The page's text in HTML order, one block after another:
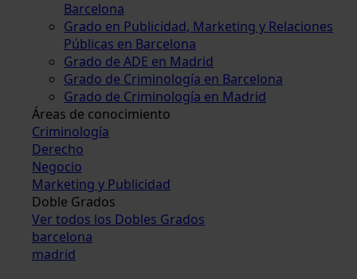
Barcelona
Grado en Publicidad, Marketing y Relaciones
Públicas en Barcelona
Grado de ADE en Madrid
Grado de Criminología en Barcelona
Grado de Criminología en Madrid
Áreas de conocimiento
Criminología
Derecho
Negocio
Marketing y Publicidad
Doble Grados
Ver todos los Dobles Grados
barcelona
madrid